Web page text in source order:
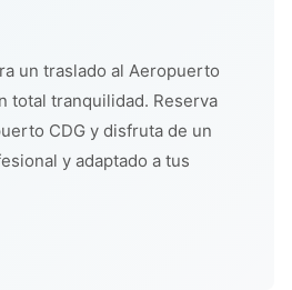
un traslado al Aeropuerto
total tranquilidad. Reserva
CDG y disfruta de un
y adaptado a tus